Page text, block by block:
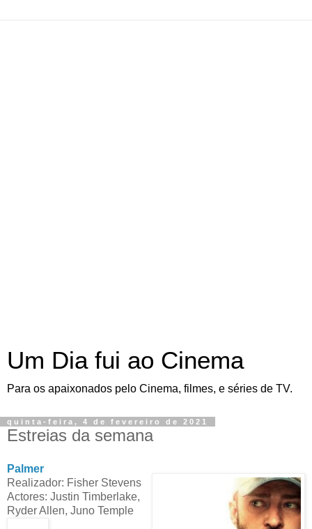
Um Dia fui ao Cinema
Para os apaixonados pelo Cinema, filmes, e séries de TV.
quinta-feira, 4 de fevereiro de 2021
Estreias da semana
Palmer
Realizador: Fisher Stevens
Actores: Justin Timberlake,
Ryder Allen, Juno Temple